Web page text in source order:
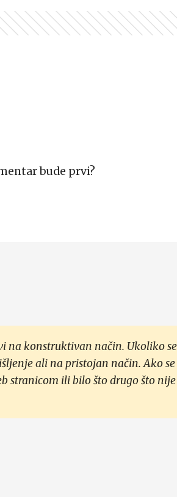
bude prvi?
na konstruktivan način. Ukoliko
ali na pristojan način. Ako
stranicom ili bilo što drugo što